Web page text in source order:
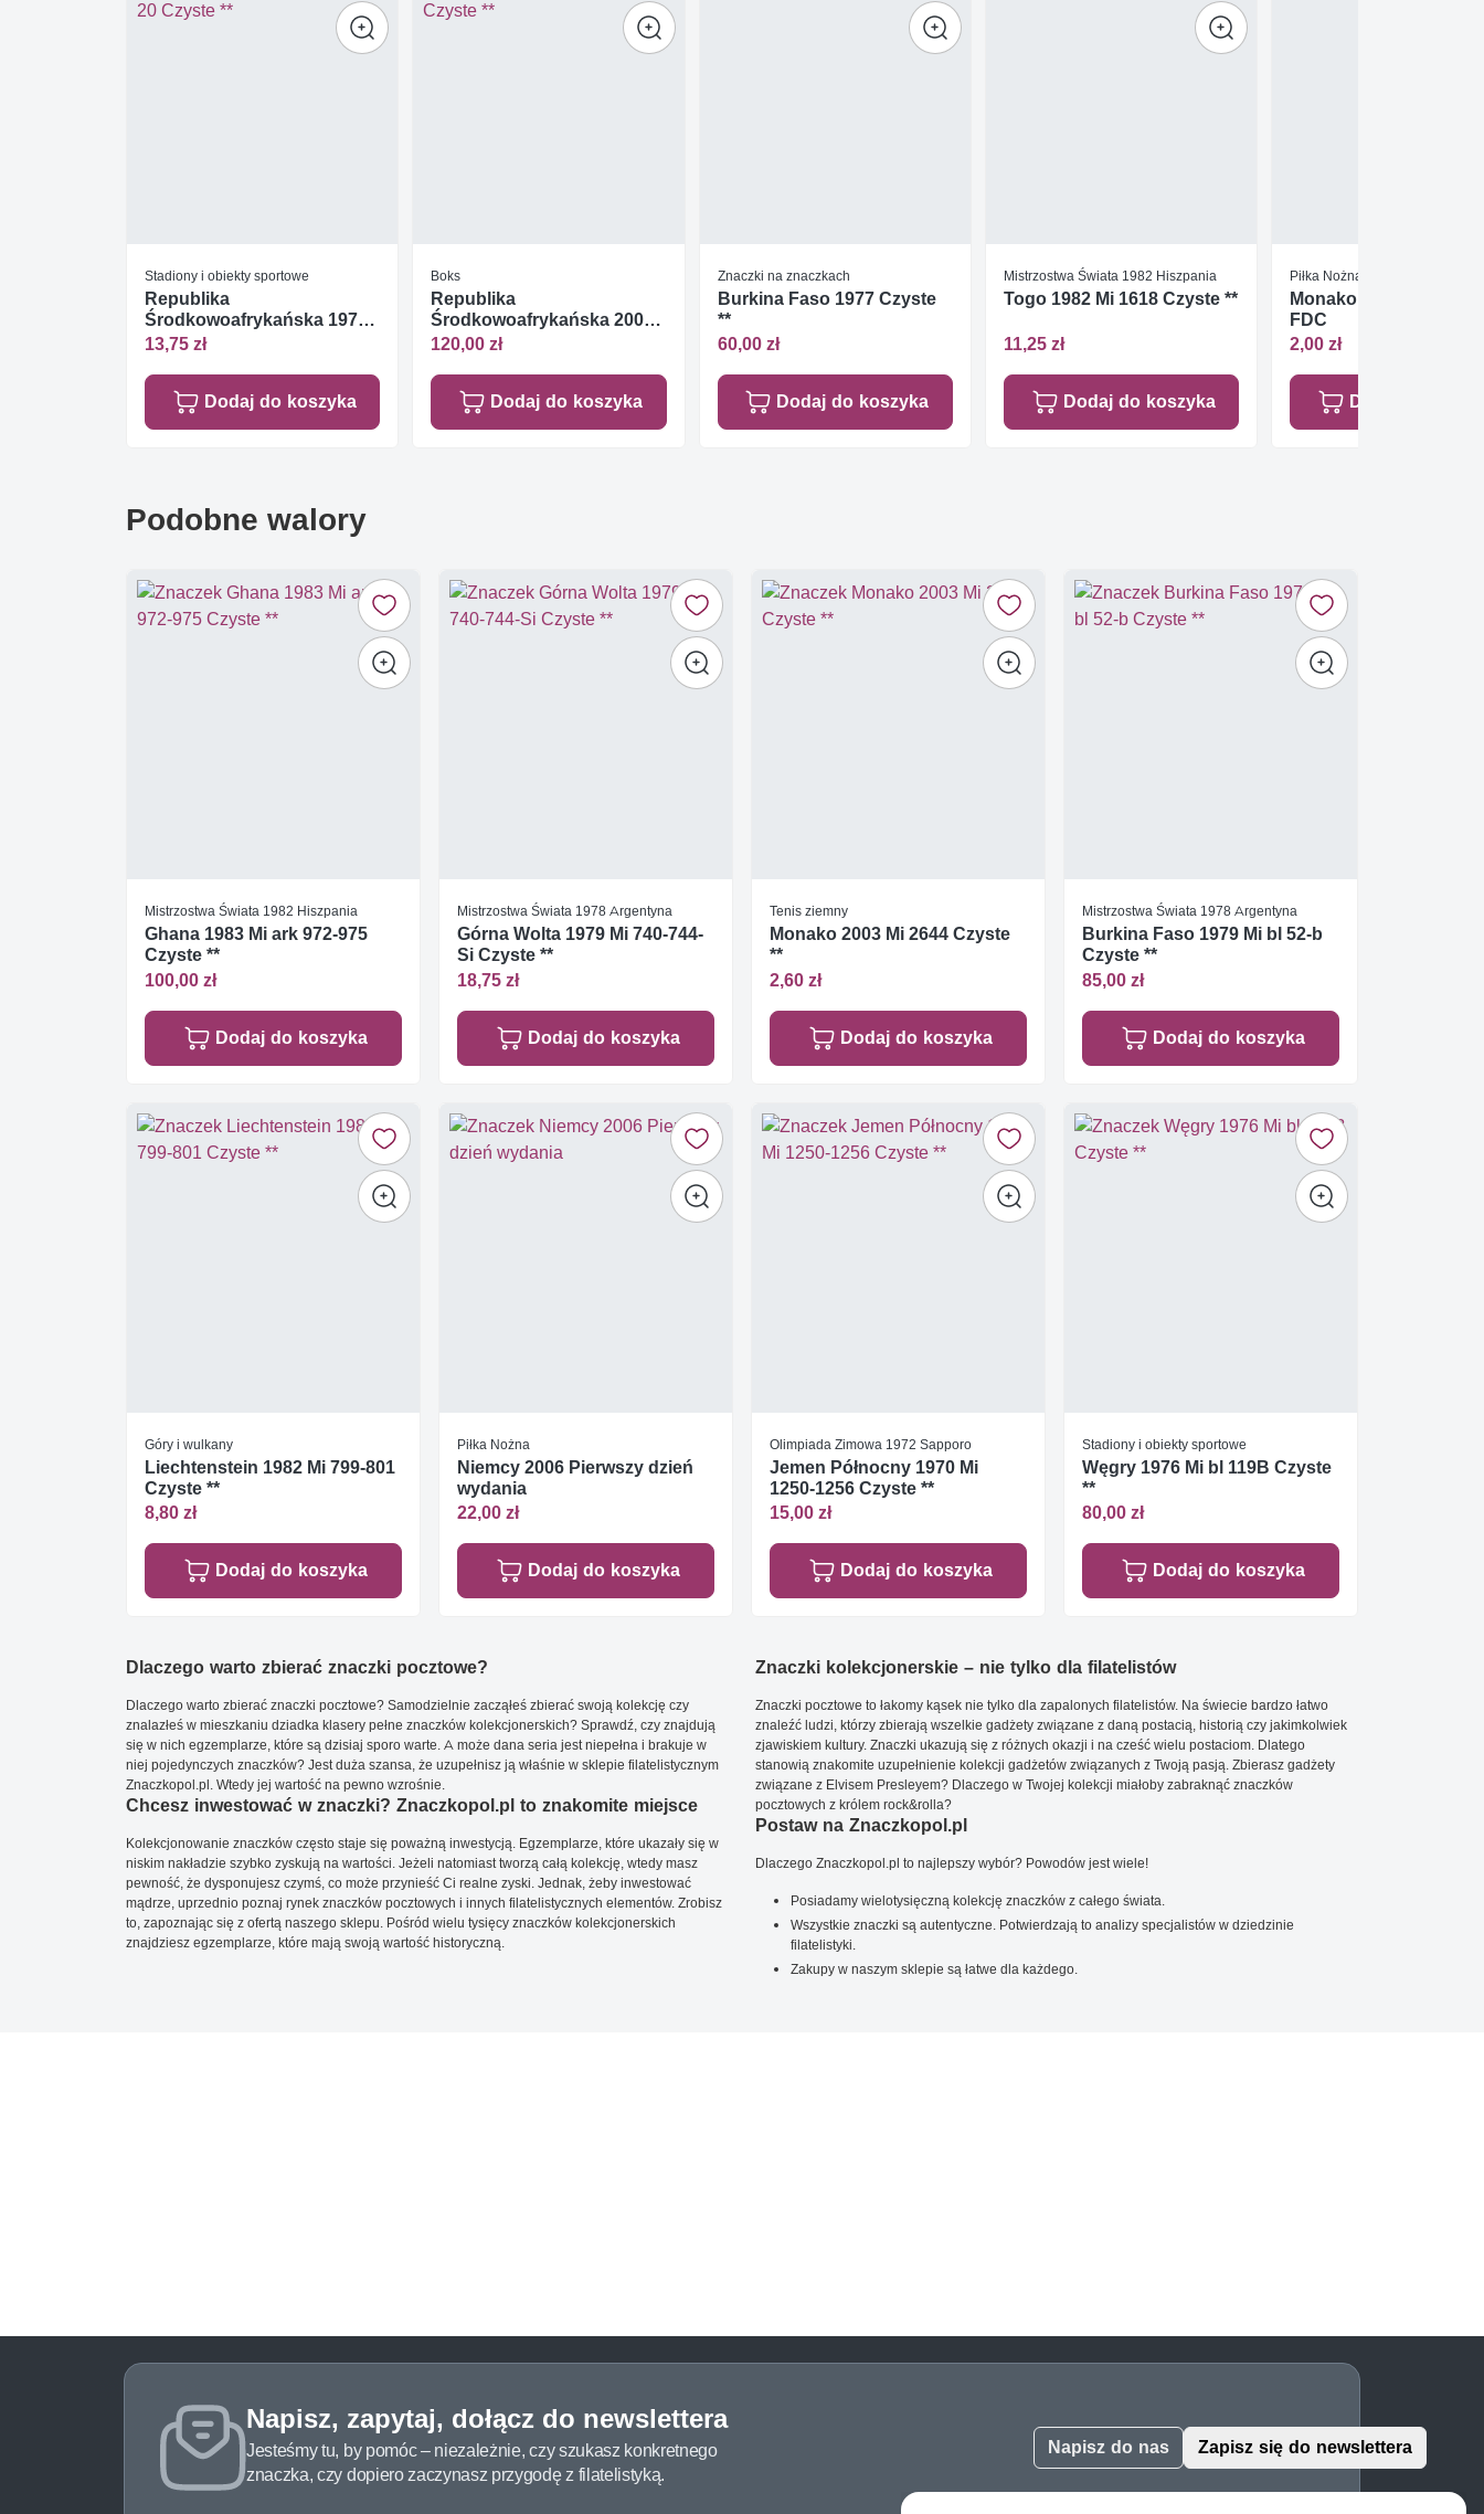
Stadiony i obiekty sportowe
Republika
Środkowoafrykańska 1977
Mi bl 20 Czyste **
13,75 zł
Dodaj do koszyka
Boks
Republika
Środkowoafrykańska 2004
Czyste **
120,00 zł
Dodaj do koszyka
Znaczki na znaczkach
Burkina Faso 1977 Czyste
**
60,00 zł
Dodaj do koszyka
Mistrzostwa Świata 1982 Hiszpania
Togo 1982 Mi 1618 Czyste **
11,25 zł
Dodaj do koszyka
Piłka Nożna
Monako 1963 Mi
FDC
2,00 zł
Dodaj do
Podobne walory
Mistrzostwa Świata 1982 Hiszpania
Ghana 1983 Mi ark 972-975
Czyste **
100,00 zł
Dodaj do koszyka
Mistrzostwa Świata 1978 Argentyna
Górna Wolta 1979 Mi 740-744-
Si Czyste **
18,75 zł
Dodaj do koszyka
Tenis ziemny
Monako 2003 Mi 2644 Czyste
**
2,60 zł
Dodaj do koszyka
Mistrzostwa Świata 1978 Argentyna
Burkina Faso 1979 Mi bl 52-b
Czyste **
85,00 zł
Dodaj do koszyka
Góry i wulkany
Liechtenstein 1982 Mi 799-801
Czyste **
8,80 zł
Dodaj do koszyka
Piłka Nożna
Niemcy 2006 Pierwszy dzień
wydania
22,00 zł
Dodaj do koszyka
Olimpiada Zimowa 1972 Sapporo
Jemen Północny 1970 Mi
1250-1256 Czyste **
15,00 zł
Dodaj do koszyka
Stadiony i obiekty sportowe
Węgry 1976 Mi bl 119B Czyste
**
80,00 zł
Dodaj do koszyka
Dlaczego warto zbierać znaczki pocztowe?
Dlaczego warto zbierać znaczki pocztowe? Samodzielnie zacząłeś zbierać swoją kolekcję czy
znalazłeś w mieszkaniu dziadka klasery pełne znaczków kolekcjonerskich? Sprawdź, czy znajdują
się w nich egzemplarze, które są dzisiaj sporo warte. A może dana seria jest niepełna i brakuje w
niej pojedynczych znaczków? Jest duża szansa, że uzupełnisz ją właśnie w sklepie filatelistycznym
Znaczkopol.pl. Wtedy jej wartość na pewno wzrośnie.
Chcesz inwestować w znaczki? Znaczkopol.pl to znakomite miejsce
Kolekcjonowanie znaczków często staje się poważną inwestycją. Egzemplarze, które ukazały się w
niskim nakładzie szybko zyskują na wartości. Jeżeli natomiast tworzą całą kolekcję, wtedy masz
pewność, że dysponujesz czymś, co może przynieść Ci realne zyski. Jednak, żeby inwestować
mądrze, uprzednio poznaj rynek znaczków pocztowych i innych filatelistycznych elementów. Zrobisz
to, zapoznając się z ofertą naszego sklepu. Pośród wielu tysięcy znaczków kolekcjonerskich
znajdziesz egzemplarze, które mają swoją wartość historyczną.
Znaczki kolekcjonerskie – nie tylko dla filatelistów
Znaczki pocztowe to łakomy kąsek nie tylko dla zapalonych filatelistów. Na świecie bardzo łatwo
znaleźć ludzi, którzy zbierają wszelkie gadżety związane z daną postacią, historią czy jakimkolwiek
zjawiskiem kultury. Znaczki ukazują się z różnych okazji i na cześć wielu postaciom. Dlatego
stanowią znakomite uzupełnienie kolekcji gadżetów związanych z Twoją pasją. Zbierasz gadżety
związane z Elvisem Presleyem? Dlaczego w Twojej kolekcji miałoby zabraknąć znaczków
pocztowych z królem rock&rolla?
Postaw na Znaczkopol.pl
Dlaczego Znaczkopol.pl to najlepszy wybór? Powodów jest wiele!
Posiadamy wielotysięczną kolekcję znaczków z całego świata.
Wszystkie znaczki są autentyczne. Potwierdzają to analizy specjalistów w dziedzinie
filatelistyki.
Zakupy w naszym sklepie są łatwe dla każdego.
Napisz, zapytaj, dołącz do newslettera
Jesteśmy tu, by pomóc – niezależnie, czy szukasz konkretnego
znaczka, czy dopiero zaczynasz przygodę z filatelistyką.
Napisz do nas Zapisz się do newslettera